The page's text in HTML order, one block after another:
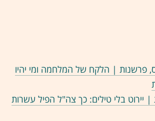
פרשנות | הלקח של המלחמה ומי יהיו
| יירוט בלי טילים: כך צה"ל הפיל עשרות